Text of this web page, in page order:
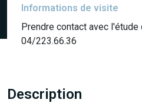
Informations de visite
Prendre contact avec l'étude
04/223.66.36
Description